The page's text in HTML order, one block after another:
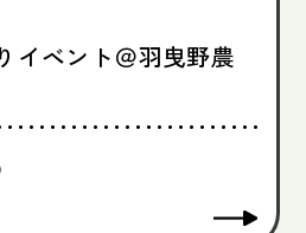
イベント＠羽曳野農